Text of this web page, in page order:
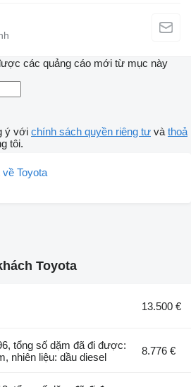
các quảng cáo mới từ mục này
ý với chính sách quyền riêng tư vàthoả
tôi.
Toyota
Toyota
13.500 €
tổng số dặm đã đi được:
nhiên liệu: dầu diesel
8.776 €